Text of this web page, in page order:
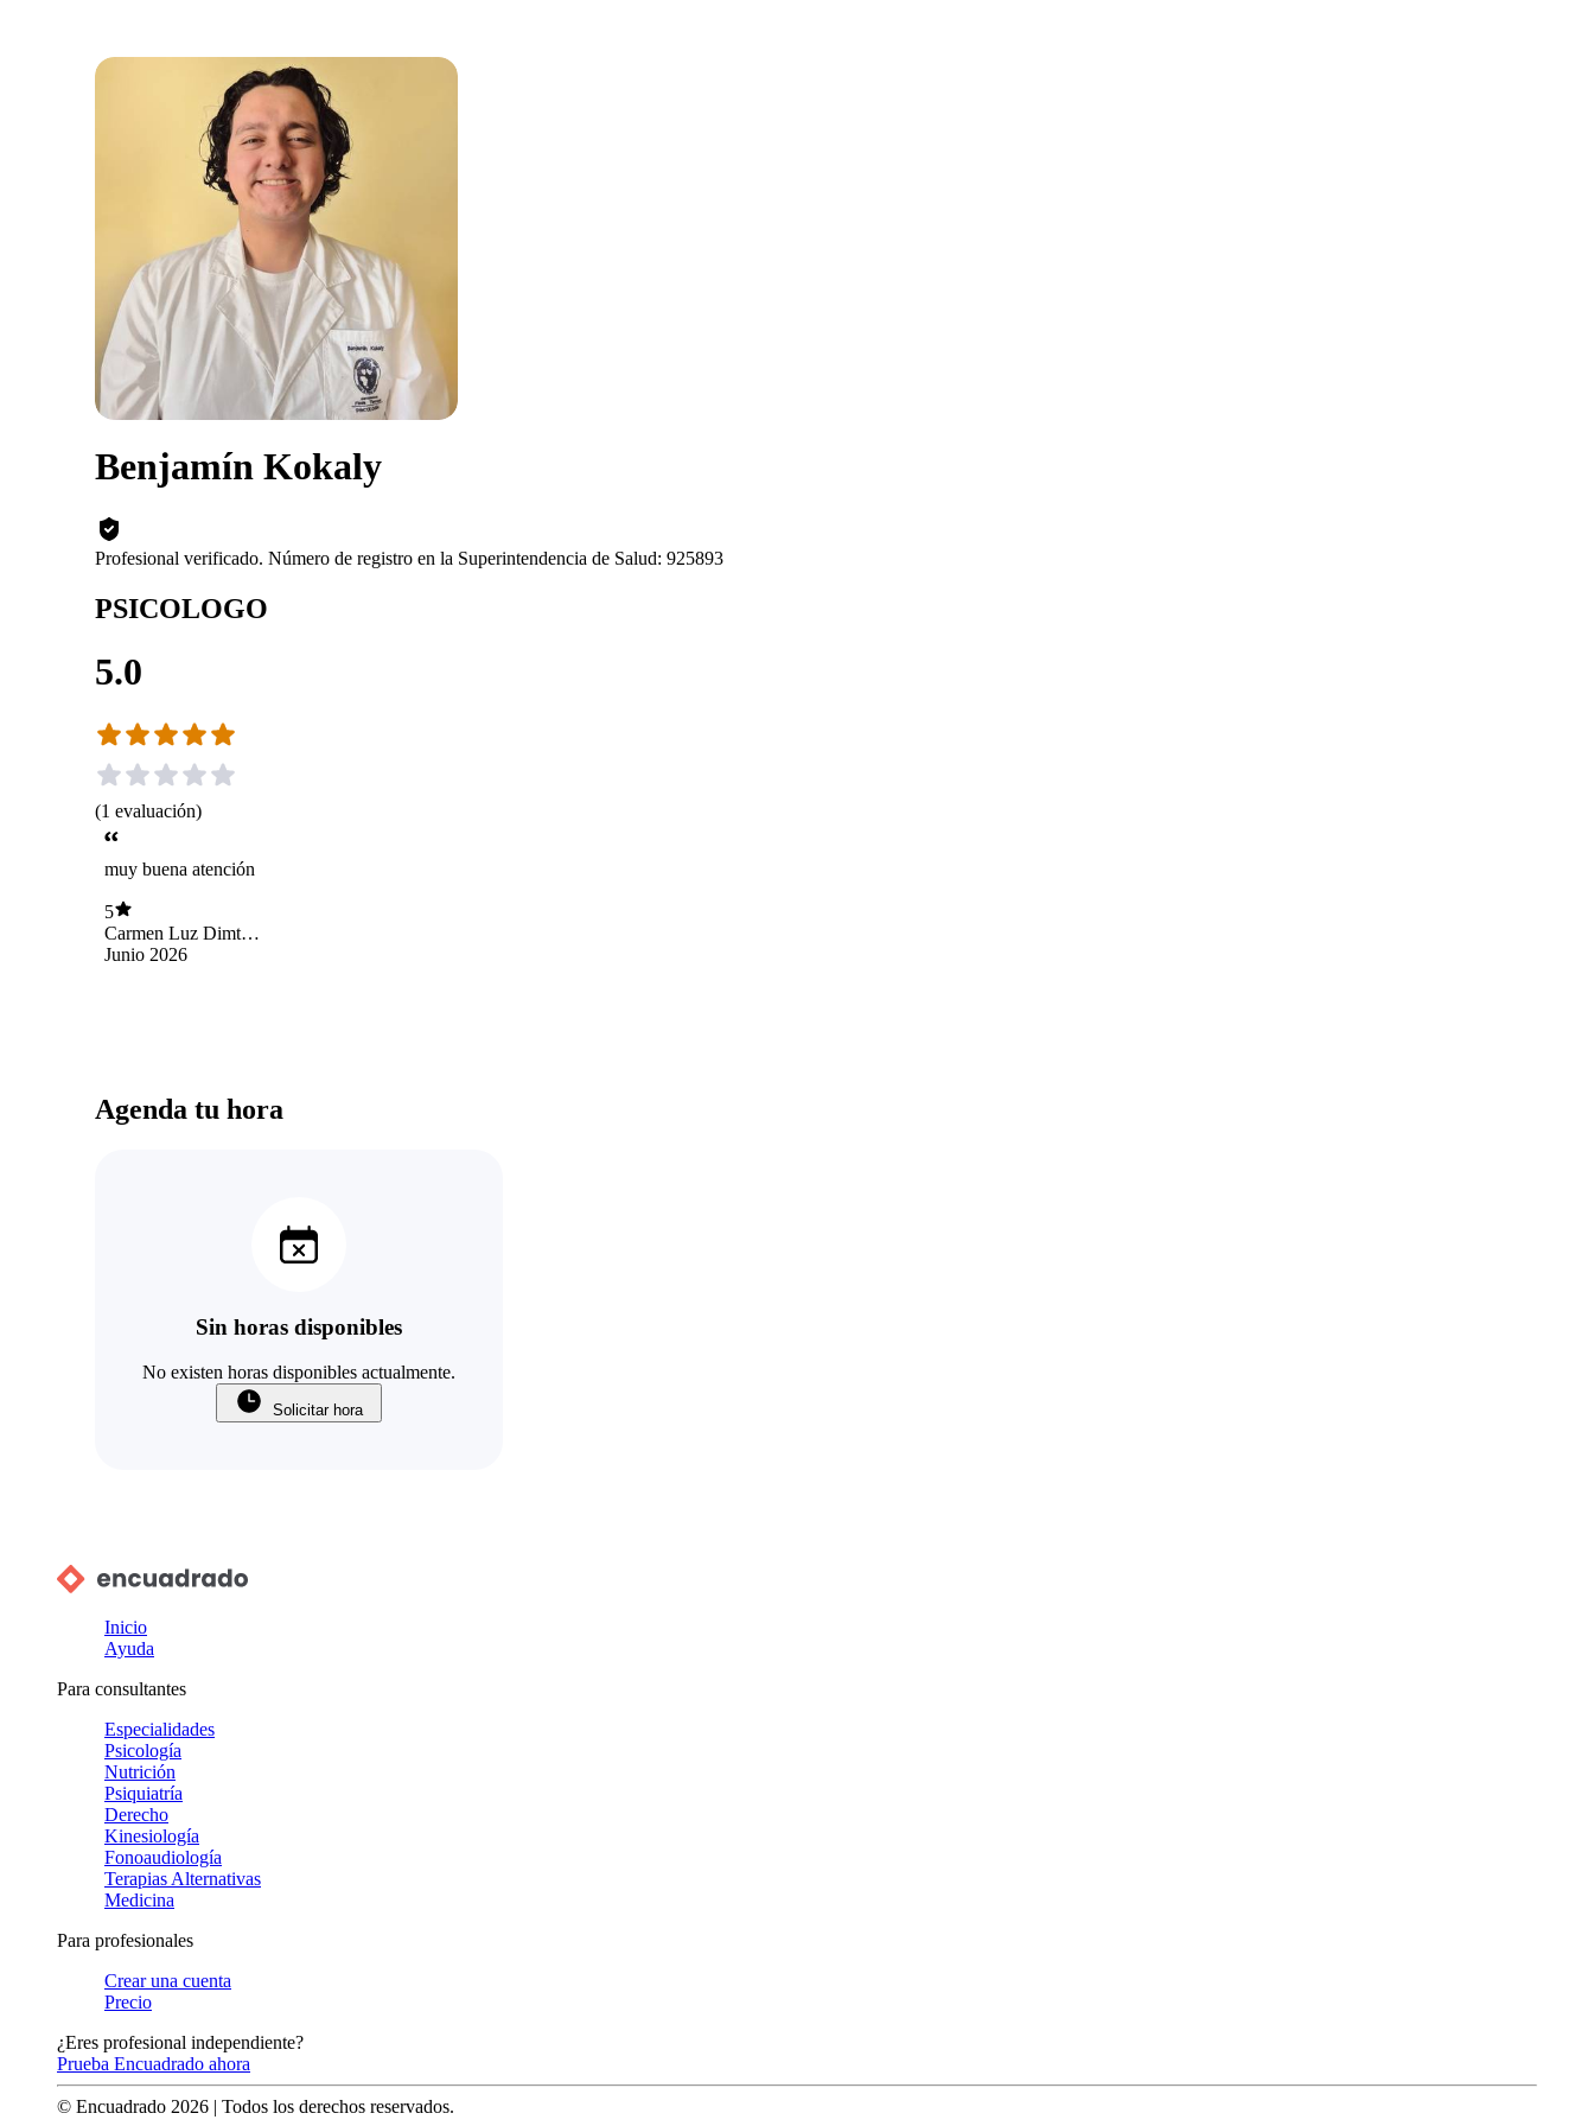
Benjamín Kokaly
Profesional verificado. Número de registro en la Superintendencia de Salud: 925893
PSICOLOGO
5.0
(1 evaluación)
muy buena atención
5
Carmen Luz Dimter
Campos
Junio 2026
Agenda tu hora
Sin horas disponibles
No existen horas disponibles actualmente.
Solicitar hora
Inicio
Ayuda
Para consultantes
Especialidades
Psicología
Nutrición
Psiquiatría
Derecho
Kinesiología
Fonoaudiología
Terapias Alternativas
Medicina
Para profesionales
Crear una cuenta
Precio
¿Eres profesional independiente?
Prueba Encuadrado ahora
© Encuadrado 2026 | Todos los derechos reservados.